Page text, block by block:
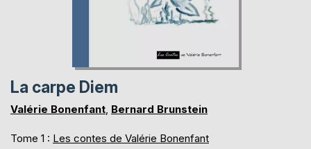
La carpe Diem
Valérie Bonenfant, Bernard Brunstein
Tome 1 : Les contes de Valérie Bonenfant